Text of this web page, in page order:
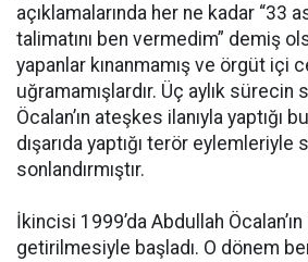
açıklamalarında her ne kadar “33
talimatını ben vermedim” demiş
yapanlar kınanmamış ve örgüt içi
uğramamışlardır. Üç aylık sürecin
Öcalan’ın ateşkes ilanıyla yaptığı
dışarıda yaptığı terör eylemleriyle
sonlandırmıştır.
İkincisi 1999’da Abdullah Öcalan’ın
getirilmesiyle başladı. O dönem